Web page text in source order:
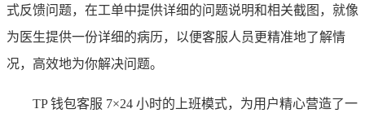
式反馈问题，在工单中提供详细的问题说明和相关截图，就像
为医生提供一份详细的病历，以便客服人员更精准地了解情
况，高效地为你解决问题。
TP 钱包客服 7×24 小时的上班模式，为用户精心营造了一